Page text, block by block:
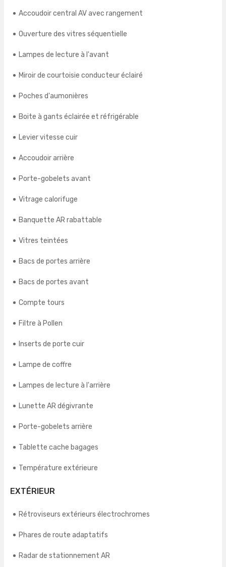
Accoudoir central AV avec rangement
Ouverture des vitres séquentielle
Lampes de lecture à l'avant
Miroir de courtoisie conducteur éclairé
Poches d'aumonières
Boite à gants éclairée et réfrigérable
Levier vitesse cuir
Accoudoir arrière
Porte-gobelets avant
Vitrage calorifuge
Banquette AR rabattable
Vitres teintées
Bacs de portes arrière
Bacs de portes avant
Compte tours
Filtre à Pollen
Inserts de porte cuir
Lampe de coffre
Lampes de lecture à l'arrière
Lunette AR dégivrante
Porte-gobelets arrière
Tablette cache bagages
Température extérieure
EXTÉRIEUR
Rétroviseurs extérieurs électrochromes
Phares de route adaptatifs
Radar de stationnement AR